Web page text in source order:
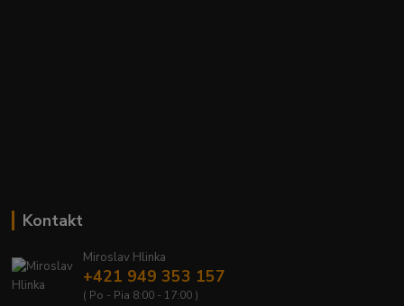
Kontakt
Miroslav Hlinka
+421 949 353 157
( Po - Pia 8:00 - 17:00 )